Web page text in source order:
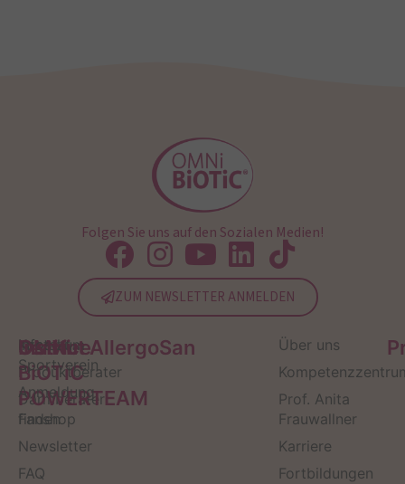
Folgen Sie uns auf den Sozialen Medien!
ZUM NEWSLETTER ANMELDEN
Service
Kontakt
Produktberater
Darmberater
finden
Newsletter
FAQ
OMNi-
BiOTiC
POWERTEAM
Infos zum
Sportverein
Anmeldung
Fanshop
Institut AllergoSan
Über uns
Prof. Anita
Frauwallner
Karriere
Fortbildungen